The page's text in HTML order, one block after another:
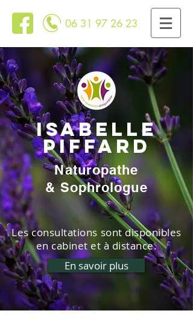
06 31 97 26 23
Isabelle
Piffard
Naturopathe
& Sophrologue
Les consultations sont disponibles
en cabinet et à distance.
En savoir plus